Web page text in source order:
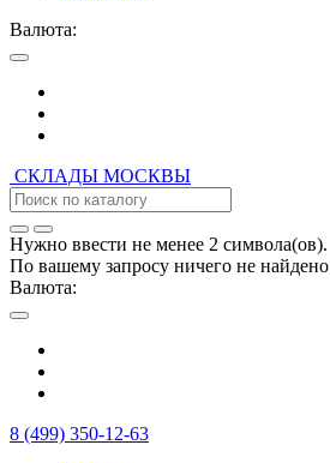
Валюта:
СКЛАДЫ МОСКВЫ
Нужно ввести не менее 2 символа(ов).
По вашему запросу ничего не найдено
Валюта:
8 (499) 350-12-63